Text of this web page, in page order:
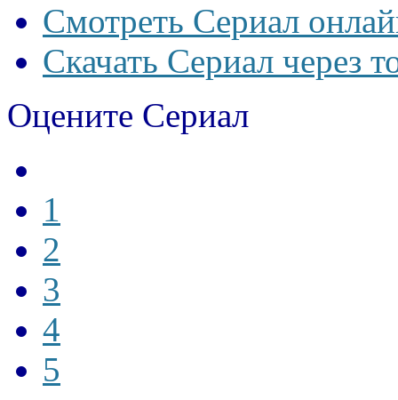
Смотреть Сериал
Скачать Сериал через
Оцените Сериал
1
2
3
4
5